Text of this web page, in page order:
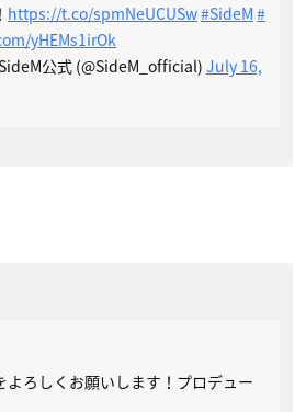
https://t.co/spmNeUCUSw#SideM #
yHEMs1irOk
公式 (@SideM_official) July 16,
よろしくお願いします！プロデュー